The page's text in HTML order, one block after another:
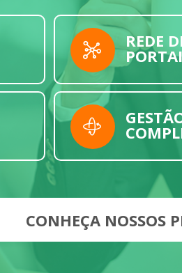
REDE
CONHEÇA NOSSOS